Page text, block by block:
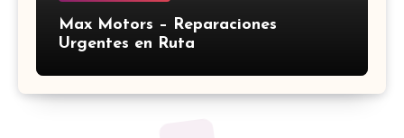
Max Motors – Reparaciones
Urgentes en Ruta